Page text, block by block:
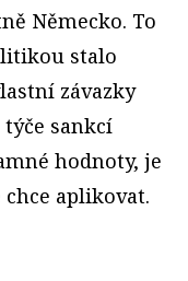
Německo. To
stalo
závazky
sankcí
hodnoty, je
aplikovat.